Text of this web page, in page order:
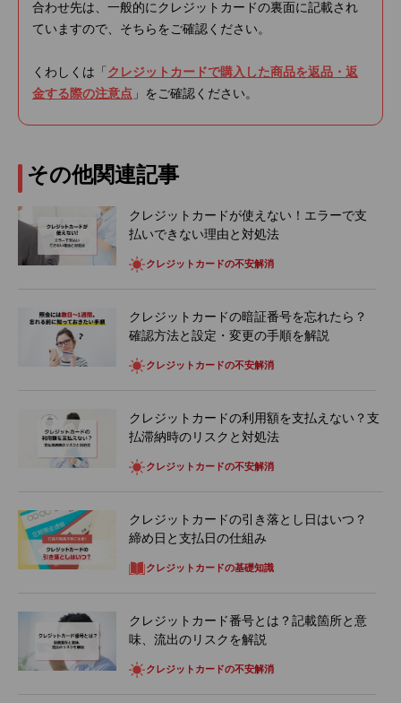
合わせ先は、一般的にクレジットカードの裏面に記載され
ていますので、そちらをご確認ください。
くわしくは「 クレジットカードで購入した商品を返品・返
金する際の注意点 」をご確認ください。
その他関連記事
クレジットカードが使えない！エラーで支
払いできない理由と対処法
クレジットカードの不安解消
クレジットカードの暗証番号を忘れたら？
確認方法と設定・変更の手順を解説
クレジットカードの不安解消
クレジットカードの利用額を支払えない？支
払滞納時のリスクと対処法
クレジットカードの不安解消
クレジットカードの引き落とし日はいつ？
締め日と支払日の仕組み
クレジットカードの基礎知識
クレジットカード番号とは？記載箇所と意
味、流出のリスクを解説
クレジットカードの不安解消